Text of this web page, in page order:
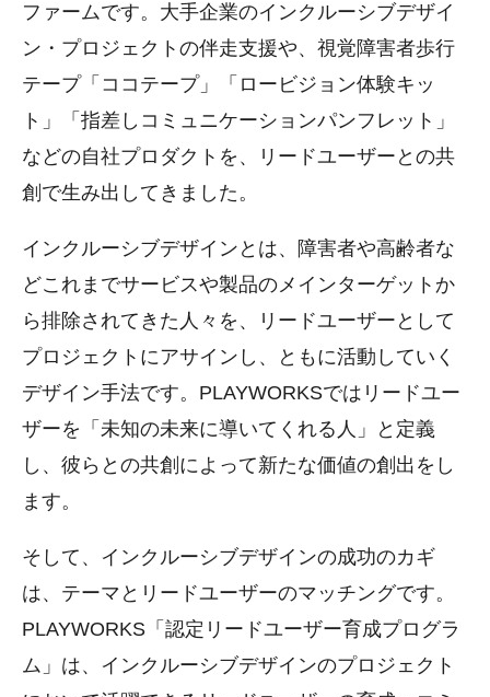
ファームです。大手企業のインクルーシブデザイ
ン・プロジェクトの伴走支援や、視覚障害者歩行
テープ「ココテープ」「ロービジョン体験キッ
ト」「指差しコミュニケーションパンフレット」
などの自社プロダクトを、リードユーザーとの共
創で生み出してきました。
インクルーシブデザインとは、障害者や高齢者な
どこれまでサービスや製品のメインターゲットか
ら排除されてきた人々を、リードユーザーとして
プロジェクトにアサインし、ともに活動していく
デザイン手法です。PLAYWORKSではリードユー
ザーを「未知の未来に導いてくれる人」と定義
し、彼らとの共創によって新たな価値の創出をし
ます。
そして、インクルーシブデザインの成功のカギ
は、テーマとリードユーザーのマッチングです。
PLAYWORKS「認定リードユーザー育成プログラ
ム」は、インクルーシブデザインのプロジェクト